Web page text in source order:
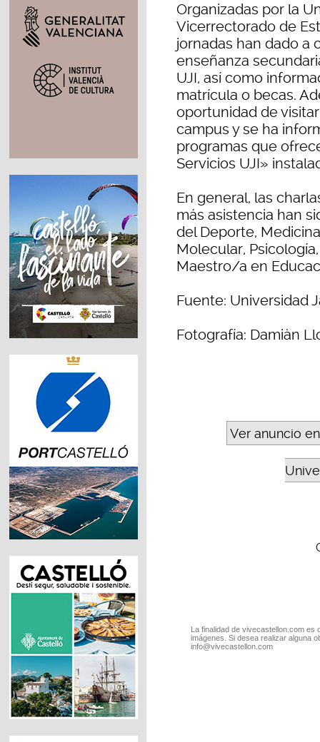
Organizadas por la
Vicerrectorado de
jornadas han dado a
enseñanza
UJI, así como
matrícula o becas.
oportunidad de
campus y se ha
programas que
Servicios UJI»
En general, las
más asistencia han
del Deporte,
Molecular,
Maestro/a en
Fuente: Universidad
Fotografía: Damiàn
Ver anuncio
La finalidad de vivecastellon.com
imágenes. Si desea realizar alguna
info@vivecastellon.com